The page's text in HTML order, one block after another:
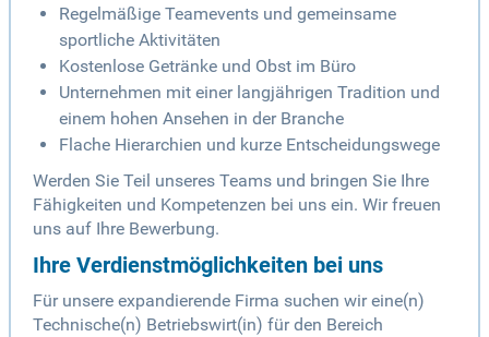
Regelmäßige Teamevents und gemeinsame
sportliche Aktivitäten
Kostenlose Getränke und Obst im Büro
Unternehmen mit einer langjährigen Tradition und
einem hohen Ansehen in der Branche
Flache Hierarchien und kurze Entscheidungswege
Werden Sie Teil unseres Teams und bringen Sie Ihre
Fähigkeiten und Kompetenzen bei uns ein. Wir freuen
uns auf Ihre Bewerbung.
Ihre Verdienstmöglichkeiten bei uns
Für unsere expandierende Firma suchen wir eine(n)
Technische(n) Betriebswirt(in) für den Bereich